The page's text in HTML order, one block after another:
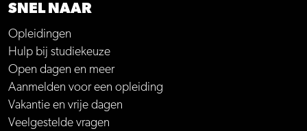
SNEL NAAR
Opleidingen
Hulp bij studiekeuze
Open dagen en meer
Aanmelden voor een opleiding
Vakantie en vrije dagen
Veelgestelde vragen